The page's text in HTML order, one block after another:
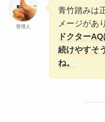
管理人
青竹踏みは
メージがあ
ドクター
続けやすそ
ね。